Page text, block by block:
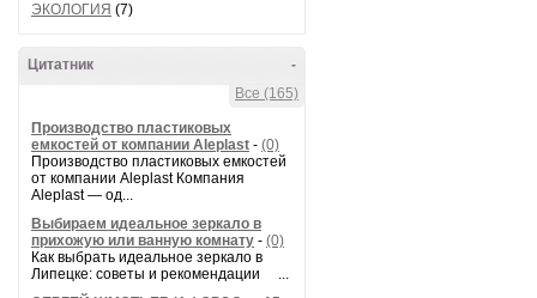
ЭКОЛОГИЯ (7)
-
Цитатник
Все (165)
Производство пластиковых
емкостей от компании Aleplast - (0)
Производство пластиковых емкостей
от компании Aleplast Компания
Aleplast — од...
Выбираем идеальное зеркало в
прихожую или ванную комнату - (0)
Как выбрать идеальное зеркало в
Липецке: советы и рекомендации ...